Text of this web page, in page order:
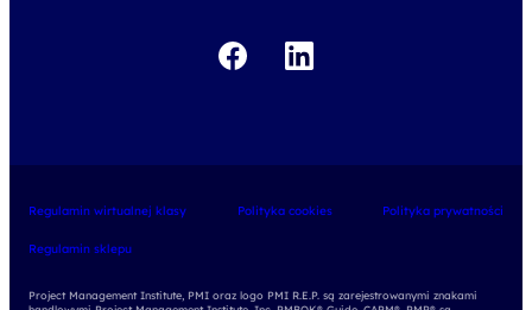
Regulamin wirtualnej klasy Polityka cookies Polityka prywatności
Regulamin sklepu
Project Management Institute, PMI oraz logo PMI R.E.P. są zarejestrowanymi znakami